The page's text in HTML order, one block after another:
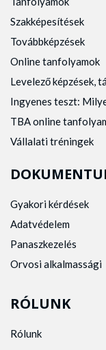
Szakképesítések
Továbbképzések
Online tanfolyamok
Levelező képzések,
Ingyenes teszt:
TBA online
Vállalati tréningek
Gyakori kérdések
Adatvédelem
Panaszkezelés
Orvosi alkalmassági
RÓLUNK
Rólunk